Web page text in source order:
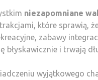
niezapomniane
które sprawią,
zabawy
i trwają
wyjątkowego